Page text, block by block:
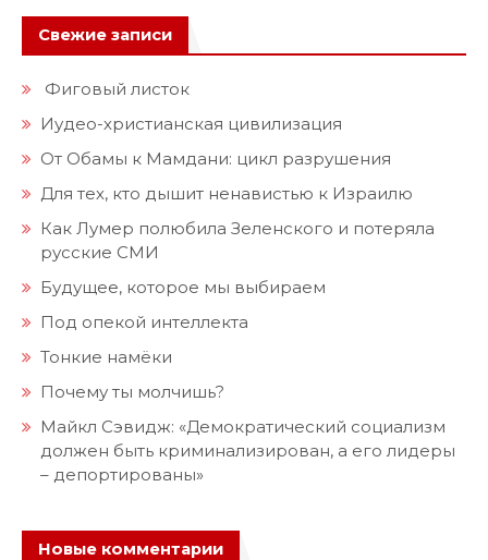
Свежие записи
Фиговый листок
Иудео-христианская цивилизация
От Обамы к Мамдани: цикл разрушения
Для тех, кто дышит ненавистью к Израилю
Как Лумер полюбила Зеленского и потеряла
русские СМИ
Будущее, которое мы выбираем
Под опекой интеллекта
Тонкие намёки
Почему ты молчишь?
Майкл Сэвидж: «Демократический социализм
должен быть криминализирован, а его лидеры
– депортированы»
Новые комментарии